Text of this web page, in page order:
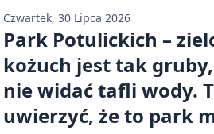
Czwartek, 30 Lipca 2026
Park Potulickich –
kożuch jest tak
nie widać tafli wody.
uwierzyć, że to park